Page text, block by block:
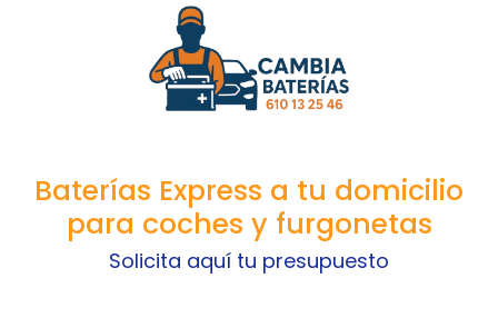
Baterías Express a tu domicilio
para coches y furgonetas
Solicita aquí tu presupuesto